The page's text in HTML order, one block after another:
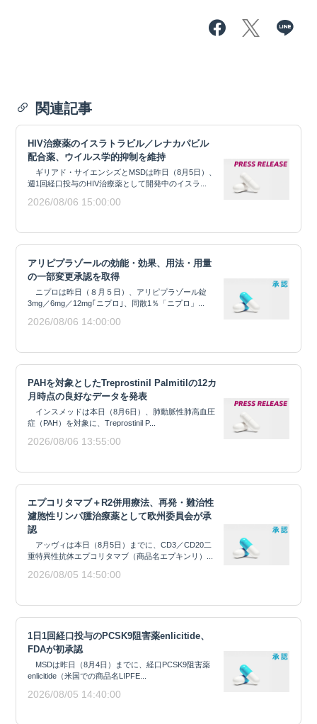
関連記事
HIV治療薬のイスラトラビル／レナカパビル
配合薬、ウイルス学的抑制を維持
ギリアド・サイエンシズとMSDは昨日（8月5日）、
週1回経口投与のHIV治療薬として開発中のイスラ...
2026/08/06 15:00:00
アリピプラゾールの効能・効果、用法・用量
の一部変更承認を取得
ニプロは昨日（８月５日）、アリピプラゾール錠
3mg／6mg／12mg｢ニプロ｣、同散1％「ニプロ」...
2026/08/06 14:00:00
PAHを対象としたTreprostinil Palmitilの12カ
月時点の良好なデータを発表
インスメッドは本日（8月6日）、肺動脈性肺高血圧
症（PAH）を対象に、Treprostinil P...
2026/08/06 13:55:00
エプコリタマブ＋R2併用療法、再発・難治性
濾胞性リンパ腫治療薬として欧州委員会が承
認
アッヴィは本日（8月5日）までに、CD3／CD20二
重特異性抗体エプコリタマブ（商品名エプキンリ）...
2026/08/05 14:50:00
1日1回経口投与のPCSK9阻害薬enlicitide、
FDAが初承認
MSDは昨日（8月4日）までに、経口PCSK9阻害薬
enlicitide（米国での商品名LIPFE...
2026/08/05 14:40:00